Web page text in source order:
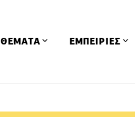
ΘΕΜΑΤΑ ΕΜΠΕΙΡΙΕΣ